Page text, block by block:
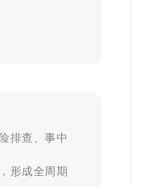
排查、事中
形成全周期